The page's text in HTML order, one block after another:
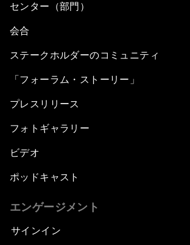
センター（部門）
会合
ステークホルダーのコミュニティ
「フォーラム・ストーリー」
プレスリリース
フォトギャラリー
ビデオ
ポッドキャスト
エンゲージメント
サインイン